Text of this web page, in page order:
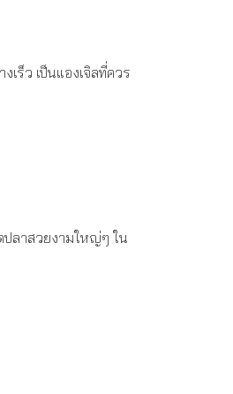
เร็ว เป็นแองเจิลที่ควร
ปลาสวยงามใหญ่ๆ ใน